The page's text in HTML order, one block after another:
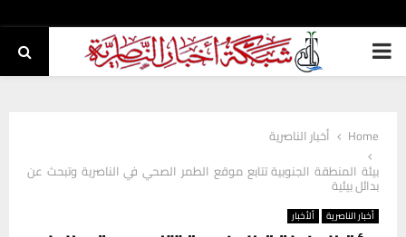
PRIMARY
Home
أخبار الناصرية
بيئة المنطقة الجنوبية تتابع موقع الطمر الصحي في الناصرية وتبحث عن
بدائل بيئية
أخبار الناصرية ألأخبار